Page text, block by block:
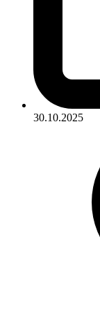
30.10.2025